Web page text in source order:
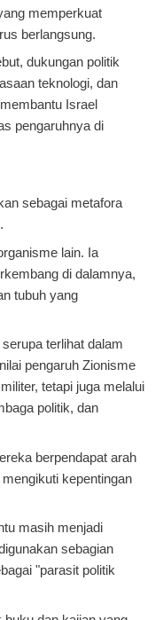
memperkuat
berlangsung.
dukungan politik
teknologi, dan
Israel
pengaruhnya di
sebagai metafora
lain. Ia
di dalamnya,
tubuh yang
terlihat dalam
pengaruh Zionisme
tetapi juga melalui
politik, dan
berpendapat arah
kepentingan
masih menjadi
sebagian
"parasit politik